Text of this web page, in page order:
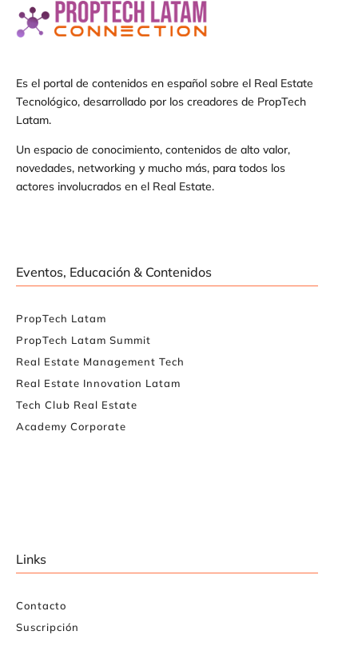
Es el portal de contenidos en español sobre el Real Estate
Tecnológico, desarrollado por los creadores de PropTech
Latam.
Un espacio de conocimiento, contenidos de alto valor,
novedades, networking y mucho más, para todos los
actores involucrados en el Real Estate.
Eventos, Educación & Contenidos
PropTech Latam
PropTech Latam Summit
Real Estate Management Tech
Real Estate Innovation Latam
Tech Club Real Estate
Academy Corporate
Links
Contacto
Suscripción